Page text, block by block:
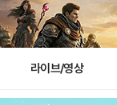
라이브/영상